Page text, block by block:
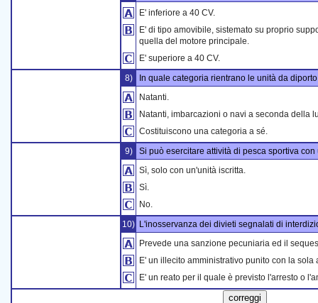
E' inferiore a 40 CV.
E' di tipo amovibile, sistemato su proprio
quella del motore principale.
E' superiore a 40 CV.
8)
In quale categoria rientrano le unità da
Natanti.
Natanti, imbarcazioni o navi a seconda della
Costituiscono una categoria a sé.
9)
Si può esercitare attività di pesca sportiva
Sì, solo con un'unità iscritta.
Sì.
No.
10) L'inosservanza dei divieti segnalati di
Prevede una sanzione pecuniaria ed il
E' un illecito amministrativo punito con la sola
E' un reato per il quale è previsto l'arresto o